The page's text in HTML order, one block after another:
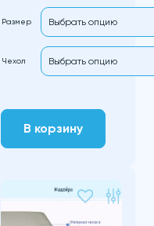
Размер
Чехол
В корзину